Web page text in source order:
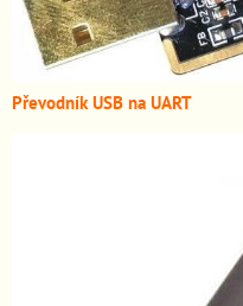
Převodník USB na UART